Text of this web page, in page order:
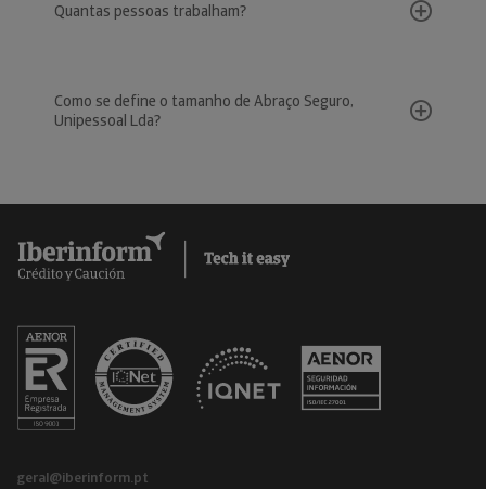
Quantas pessoas trabalham?
Como se define o tamanho de Abraço Seguro,
Unipessoal Lda?
geral@iberinform.pt